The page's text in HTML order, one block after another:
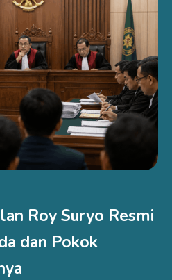
Roy Suryo Resmi
dan Pokok